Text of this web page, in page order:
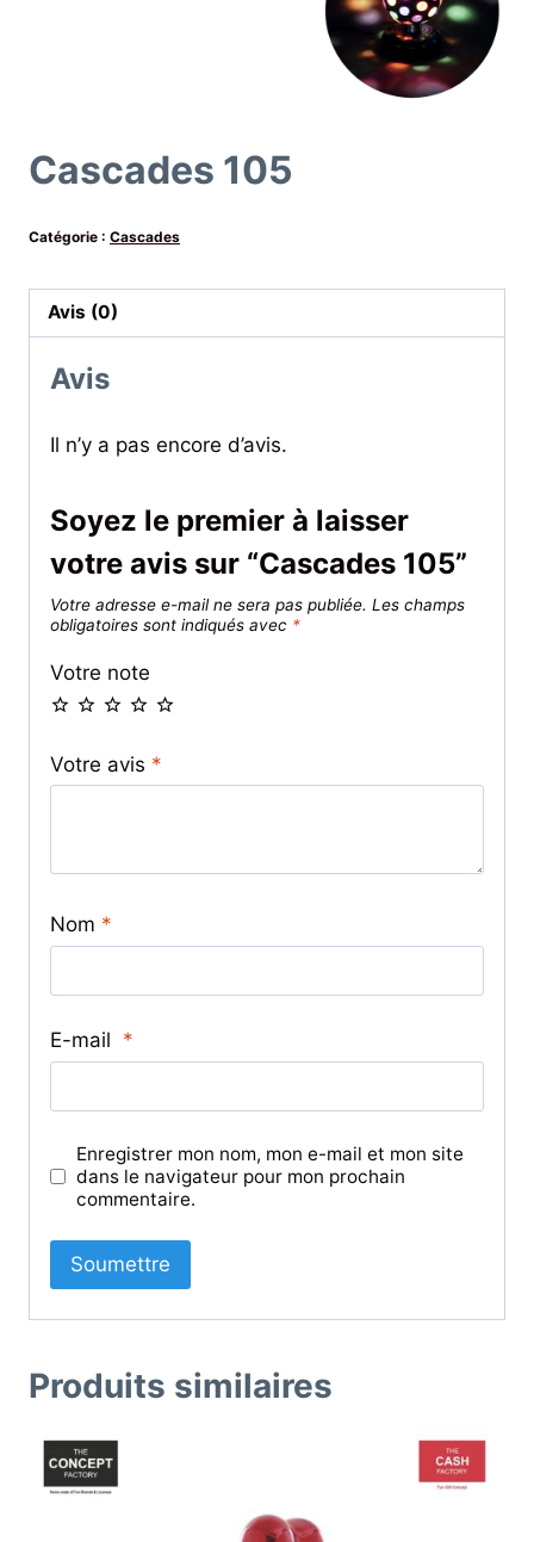
Cascades 105
Catégorie : Cascades
Avis (0)
Avis
Il n’y a pas encore d’avis.
Soyez le premier à laisser
votre avis sur “Cascades 105”
Votre adresse e-mail ne sera pas publiée. Les champs
obligatoires sont indiqués avec *
Votre note
Votre avis *
Nom *
E-mail *
Enregistrer mon nom, mon e-mail et mon site
dans le navigateur pour mon prochain
commentaire.
Produits similaires